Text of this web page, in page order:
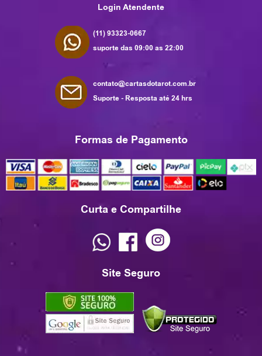
Login Atendente
(11) 93323-0667
suporte das 09:00 as 22:00
contato@cartasdotarot.com.br
Suporte - Resposta até 24 hrs
Formas de Pagamento
Curta e Compartilhe
Site Seguro